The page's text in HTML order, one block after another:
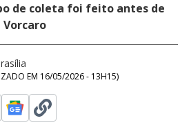
de coleta foi feito antes de
EM 16/05/2026 - 13H15)